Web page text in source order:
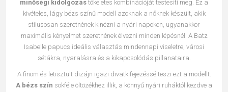
minőségi kidolgozás tökéletes kombinációját testesíti meg. Ez a
kivételes, lágy bézs színű modell azoknak a nőknek készült, akik
stílusosan szeretnének kinézni a nyári napokon, ugyanakkor
maximális kényelmet szeretnének élvezni minden lépésnél. A Batz
Isabelle papucs ideális választás mindennapi viseletre, városi
sétákra, nyaralásra és a kikapcsolódás pillanataira.
A finom és letisztult dizájn igazi divatkifejezéssé teszi ezt a modellt.
A bézs szín sokféle öltözékhez illik, a könnyű nyári ruháktól kezdve a